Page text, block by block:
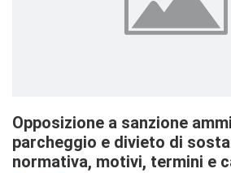
Opposizione a sanzione
parcheggio e divieto di
normativa, motivi, termini e